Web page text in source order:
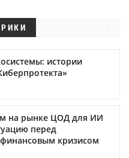
истории
на рынке ЦОД для ИИ
перед
кризисом